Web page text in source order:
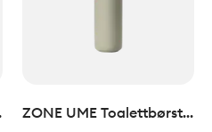
ZONE UME Toalettbørste